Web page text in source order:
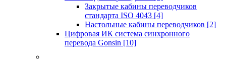
Закрытые кабины переводчиков
стандарта ISO 4043 [4]
Настольные кабины переводчиков [2]
Цифровая ИК система синхронного
перевода Gonsin [10]